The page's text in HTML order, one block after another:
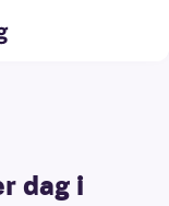
dag i